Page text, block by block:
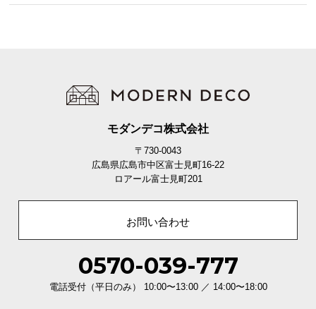
だけなので、葉が抜けやす
層で固定。 葉が抜けにくく高
耐久です。
層構造で葉の減りを防ぎます!
雨の日でも安心
裏面には水抜き穴が付いているため、水はけもバッ
モダンデコ株式会社
〒730-0043
広島県広島市中区富士見町16-22
ロアール富士見町201
お問い合わせ
0570-039-777
電話受付（平日のみ） 10:00〜13:00 ／ 14:00〜18:00